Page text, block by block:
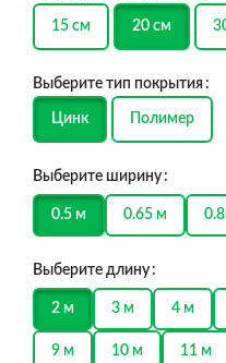
15 см 20 см
Выберите тип покрытия
Цинк Полимер
Выберите ширину
0.5 м 0.65 м
Выберите длину
2 м 3 м 4 м
9 м 10 м 11 м